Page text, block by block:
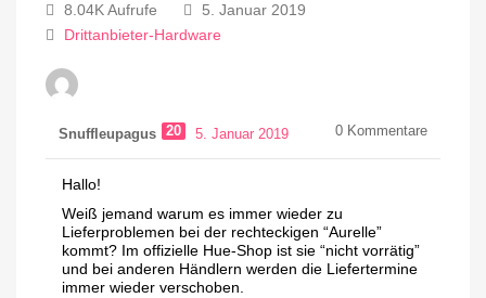
8.04K Aufrufe
5. Januar 2019
Drittanbieter-Hardware
Snuffleupagus 20 5. Januar 2019 0 Kommentare
Hallo!
Weiß jemand warum es immer wieder zu
Lieferproblemen bei der rechteckigen “Aurelle”
kommt? Im offizielle Hue-Shop ist sie “nicht vorrätig”
und bei anderen Händlern werden die Liefertermine
immer wieder verschoben.